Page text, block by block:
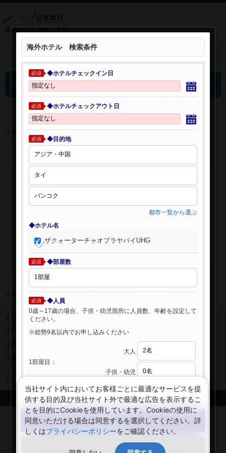
海外ホテル 検索・予約
検索条件を開く：
海外ホテル 検索結果
※表示金額はオンライン予約時の金額です。
日本旅行 トップ
旅行業登録票・約款
規約集
ニュースリリース
サイトマップ
お知らせ
Copyright © NIPPON TRAVEL AGENCY Co.,LTD. All rights reserved.
海外ホテル 検索条件
必須 ◆ホテルチェックイン日
必須 ◆ホテルチェックアウト日
必須 ◆目的地
都市一覧から選ぶ
◆ホテル名
ザクォーターチャオプラヤバイUHG
必須 ◆部屋数
必須
◆人員
0歳～17歳の場合、子供・幼児箇所に人員数、年齢を設定して
ください。
※総勢9名以内でお申し込みください
1部屋目：
大人
子供・幼児
検索する
閉じる
当社サイト内においてお客様ごとに最適なサービスを提
供する目的及び当社サイト外で最適な広告を表示するこ
とを目的にCookieを使用しています。Cookieの使用に
同意いただける場合は同意するを選択してください。詳
しくはプライバシーポリシーをご確認ください。